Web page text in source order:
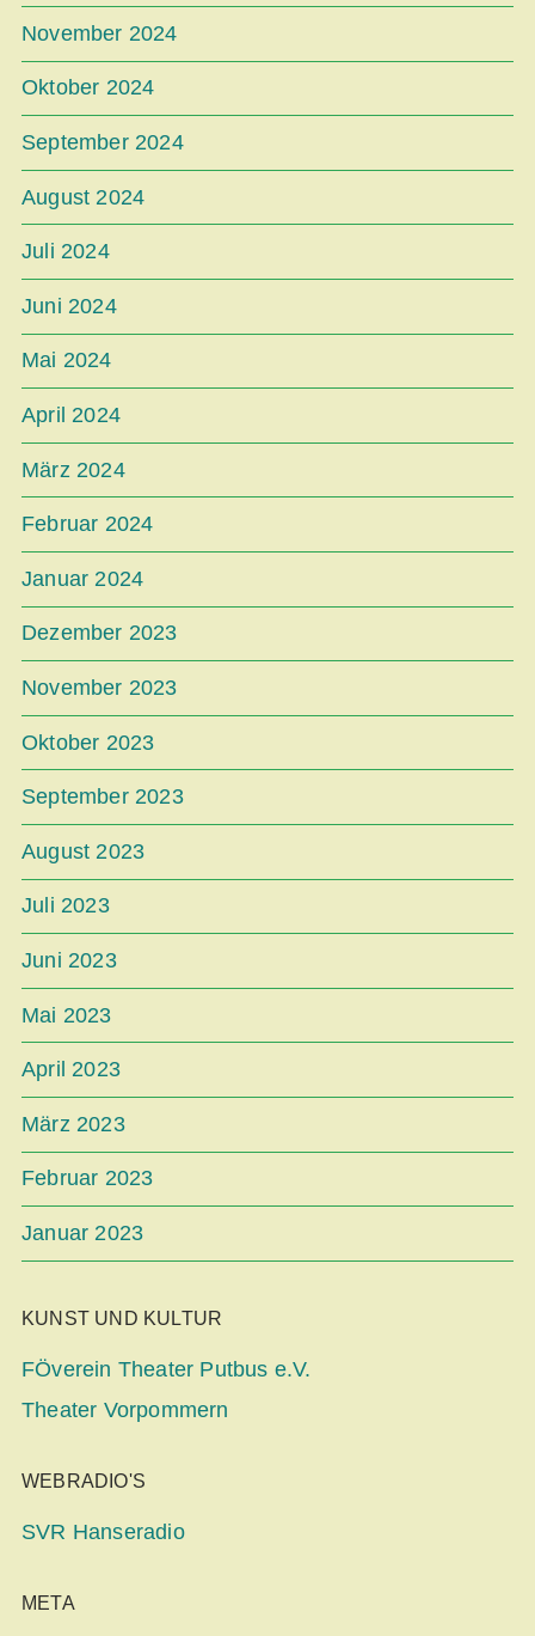
November 2024
Oktober 2024
September 2024
August 2024
Juli 2024
Juni 2024
Mai 2024
April 2024
März 2024
Februar 2024
Januar 2024
Dezember 2023
November 2023
Oktober 2023
September 2023
August 2023
Juli 2023
Juni 2023
Mai 2023
April 2023
März 2023
Februar 2023
Januar 2023
KUNST UND KULTUR
FÖverein Theater Putbus e.V.
Theater Vorpommern
WEBRADIO'S
SVR Hanseradio
META